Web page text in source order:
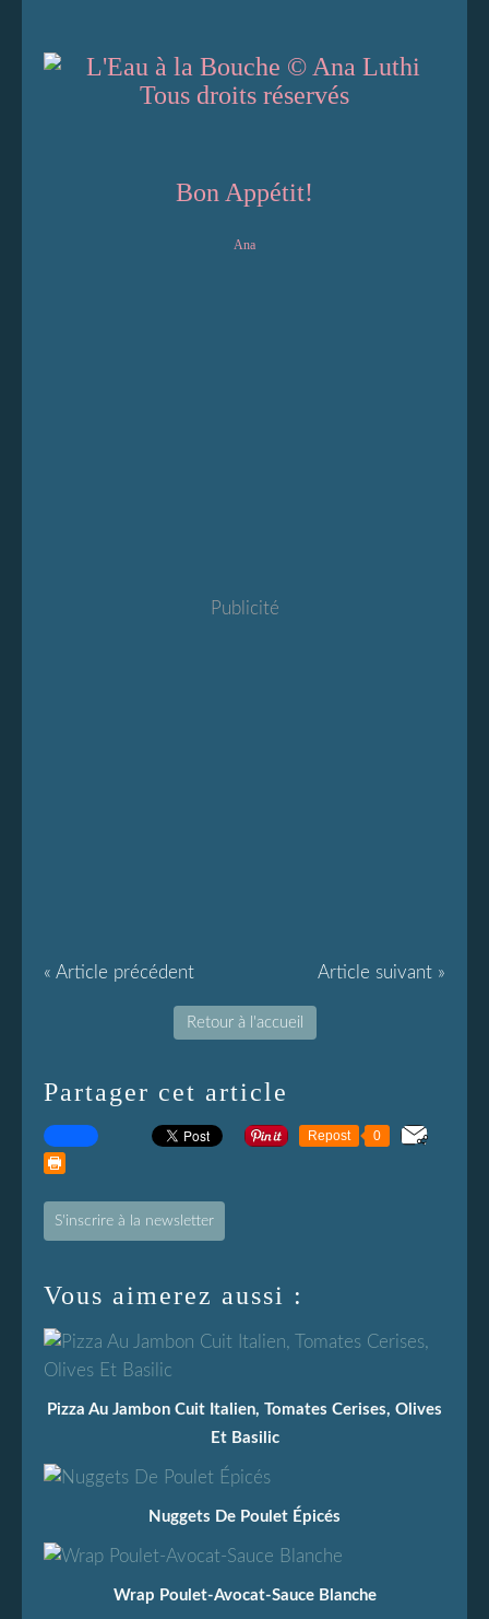
Bon Appétit!
Ana
Publicité
« Article précédent Article suivant »
Retour à l'accueil
Partager cet article
Repost 0
S'inscrire à la newsletter
Vous aimerez aussi :
Pizza Au Jambon Cuit Italien, Tomates Cerises, Olives
Et Basilic
Nuggets De Poulet Épicés
Wrap Poulet-Avocat-Sauce Blanche